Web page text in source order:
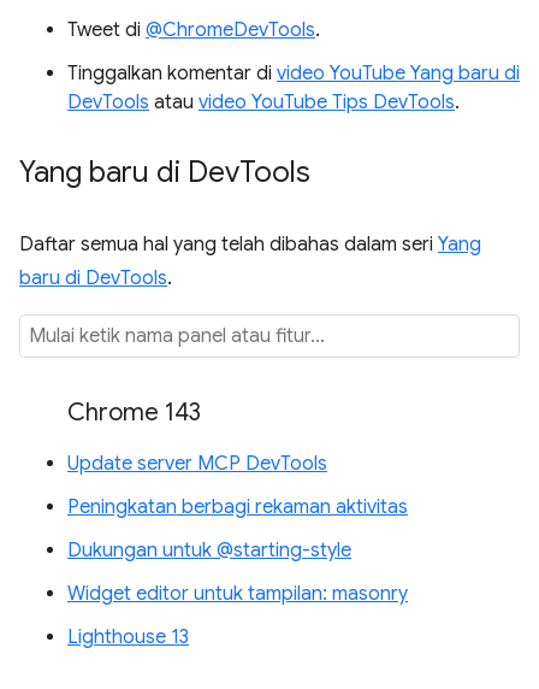
Tweet di @ChromeDevTools.
Tinggalkan komentar di video YouTube Yang baru di
DevTools atau video YouTube Tips DevTools.
Yang baru di DevTools
Daftar semua hal yang telah dibahas dalam seri Yang
baru di DevTools.
Chrome 143
Update server MCP DevTools
Peningkatan berbagi rekaman aktivitas
Dukungan untuk @starting-style
Widget editor untuk tampilan: masonry
Lighthouse 13